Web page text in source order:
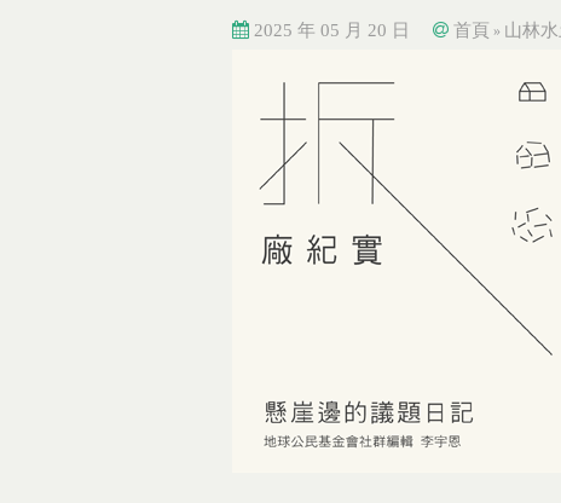
2025 年 05 月 20 日 首頁 » 山林水